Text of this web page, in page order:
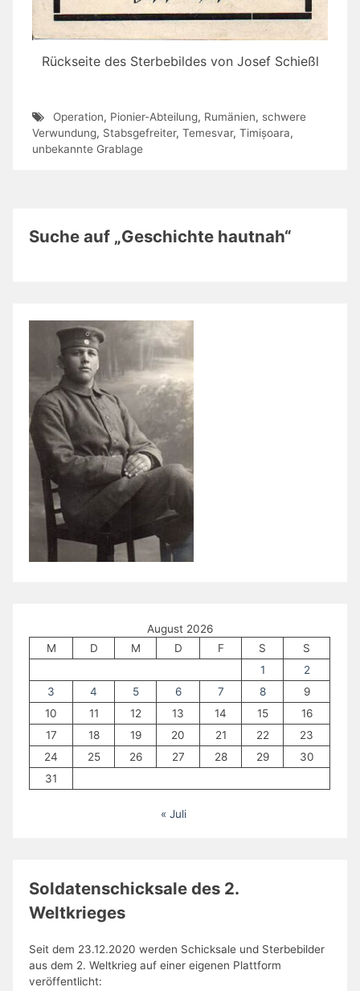
Rückseite des Sterbebildes von Josef Schießl
Operation, Pionier-Abteilung, Rumänien, schwere
Verwundung, Stabsgefreiter, Temesvar, Timișoara,
unbekannte Grablage
Suche auf „Geschichte hautnah“
August 2026
M
D M D F S
S
1
2
3
4 5 6 7 8
9
10
11 12 13 14 15
16
17
18 19 20 21 22
23
24
25 26 27 28 29
30
31
« Juli
Soldatenschicksale des 2.
Weltkrieges
Seit dem 23.12.2020 werden Schicksale und Sterbebilder
aus dem 2. Weltkrieg auf einer eigenen Plattform
veröffentlicht: